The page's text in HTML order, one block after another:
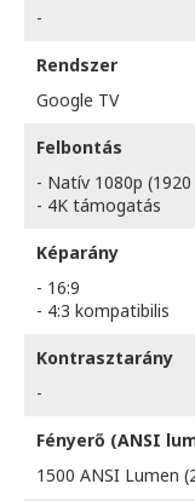
-
Rendszer
Google TV
Felbontás
- Natív 1080p
- 4K támogatás
Képarány
- 16:9
- 4:3 kompatibilis
Kontrasztarány
-
Fényerő (ANSI
1500 ANSI Lumen